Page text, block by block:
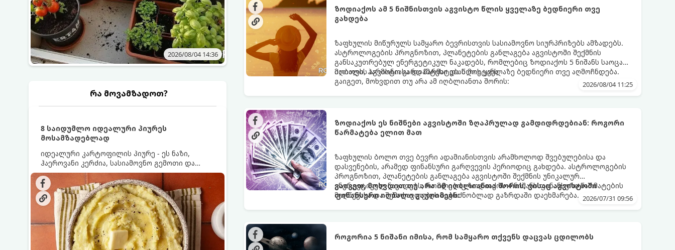
2026/08/04 14:36
რა მოვამზადოთ?
8 საიდუმლო იდეალური პიურეს
მოსამზადებლად
იდეალური კარტოფილის პიურე - ეს ნაზი,
ჰაეროვანი კერძია, სასიამოვნო გემოთი და
ნაღების-მოყვითალო ფერით. მისი მომზადება
ძალიან მარტივია, მაგრამ არსებობს რამდენიმე
საიდუმლო, რომლებიც უნდა იცოდეთ, რომ
პიურე იდეალურად გემრიელი გამოვიდეს.
ზოდიაქოს ამ 5 ნიშნისთვის აგვისტო წლის ყველაზე ბედნიერი თვე
გახდება
ზაფხულის მიწურულს სამყარო ბევრისთვის სასიამოვნო სიურპრიზებს ამზადებს.
ასტროლოგების პროგნოზით, პლანეტების განლაგება აგვისტოში შექმნის
განსაკუთრებულ ენერგეტიკულ ნაკადებს, რომლებიც ზოდიაქოს 5 ნიშანს საოცარ
იღბალს, ჰარმონიასა და წარმატებას მოუტანს.
მათთვის აგვისტო გარდამტეხი და წლის ყველაზე ბედნიერი თვე აღმოჩნდება.
გაიგეთ, მოხვდით თუ არა ამ იღბლიანთა შორის:
2026/08/04 11:25
ზოდიაქოს ეს ნიშნები აგვისტოში ზღაპრულად გამდიდრდებიან: როგორი
წარმატება ელით მათ
ზაფხულის ბოლო თვე ბევრი ადამიანისთვის არამხოლოდ შვებულებისა და
დასვენების, არამედ ფინანსური გარღვევის პერიოდიც გახდება. ასტროლოგების
პროგნოზით, პლანეტების განლაგება აგვისტოში შექმნის უნიკალურ
ენერგეტიკულ ნაკადებს, რომლებიც ზოდიაქოს 4 ნიშანს ფინანსური წარმატების
მიღწევასა და შემოსავლების საგრძნობლად გაზრდაში დაეხმარება.
გაიგეთ, მოხვდით თუ არა იმ იღბლიანთა შორის, ვისაც აგვისტოში
ფინანსური იღბალი გაუღიმებს:
2026/07/31 09:56
როგორია 5 ნიშანი იმისა, რომ სამყარო თქვენს დაცვას ცდილობს